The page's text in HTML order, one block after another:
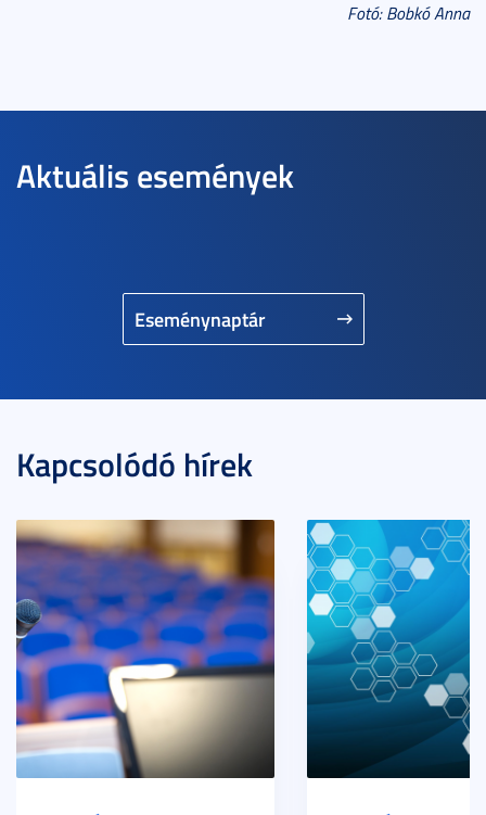
Fotó: Bobkó Anna
Aktuális események
Eseménynaptár
Kapcsolódó hírek